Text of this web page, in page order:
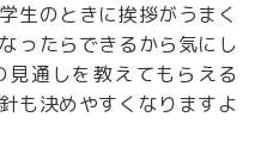
生のときに挨拶がうまく
ったらできるから気にし
通しを教えてもらえる
も決めやすくなりますよ